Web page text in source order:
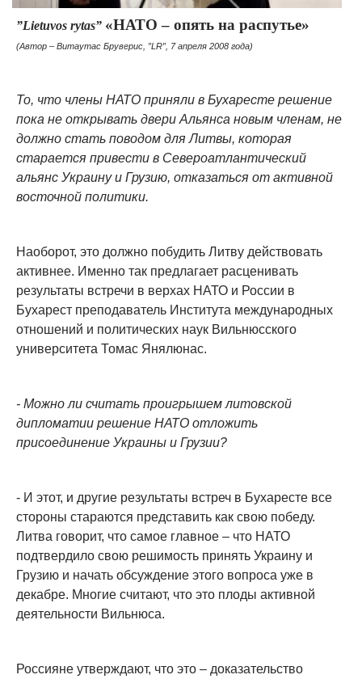
”Lietuvos rytas” «НАТО – опять на распутье»
(Автор – Витаутас Бруверис, ”LR”, 7 апреля 2008 года)
То, что члены НАТО приняли в Бухаресте решение
пока не открывать двери Альянса новым членам, не
должно стать поводом для Литвы, которая
старается привести в Североатлантический
альянс Украину и Грузию, отказаться от активной
восточной политики.
Наоборот, это должно побудить Литву действовать
активнее. Именно так предлагает расценивать
результаты встречи в верхах НАТО и России в
Бухарест преподаватель Института международных
отношений и политических наук Вильнюсского
университета Томас Янялюнас.
- Можно ли считать проигрышем литовской
дипломатии решение НАТО отложить
присоединение Украины и Грузии?
- И этот, и другие результаты встреч в Бухаресте все
стороны стараются представить как свою победу.
Литва говорит, что самое главное – что НАТО
подтвердило свою решимость принять Украину и
Грузию и начать обсуждение этого вопроса уже в
декабре. Многие считают, что это плоды активной
деятельности Вильнюса.
Россияне утверждают, что это – доказательство